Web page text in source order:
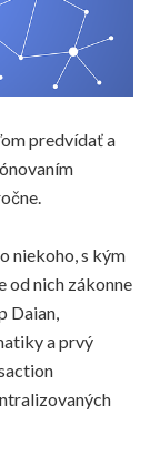
predvídať a
niekoho, s kým
od nich zákonne
Daian,
a prvý